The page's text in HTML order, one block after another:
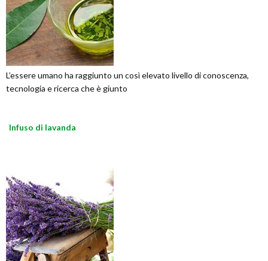
L’essere umano ha raggiunto un così elevato livello di conoscenza,
tecnologia e ricerca che è giunto
Infuso di lavanda